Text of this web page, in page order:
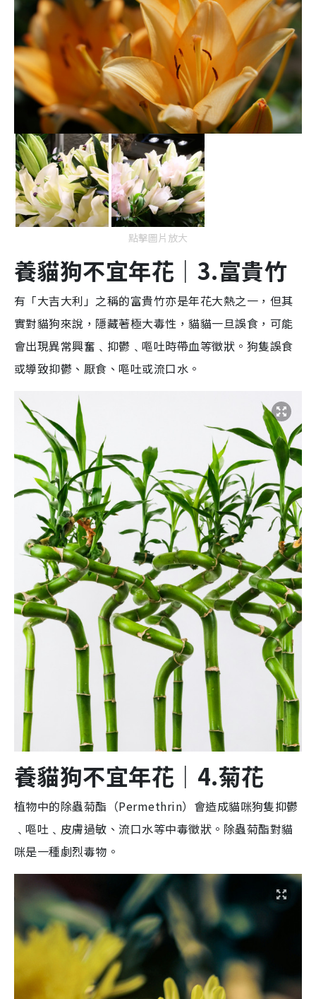
點擊圖片放大
養貓狗不宜年花 ｜3.富貴竹
有「大吉大利」之稱的富貴竹亦是年花大熱之一，但其
實對貓狗來說，隱藏著極大毒性，貓貓一旦誤食，可能
會出現異常興奮﹑抑鬱﹑嘔吐時帶血等徵狀。狗隻誤食
或導致抑鬱、厭食、嘔吐或流口水。
養貓狗不宜年花 ｜4.菊花
植物中的除蟲菊酯（Permethrin）會造成貓咪狗隻抑鬱
﹑嘔吐﹑皮膚過敏、流口水等中毒徵狀。除蟲菊酯對貓
咪是一種劇烈毒物。